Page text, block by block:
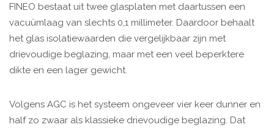
FINEO bestaat uit twee glasplaten met daartussen een
vacuümlaag van slechts 0,1 millimeter. Daardoor behaalt
het glas isolatiewaarden die vergelijkbaar zijn met
drievoudige beglazing, maar met een veel beperktere
dikte en een lager gewicht.
Volgens AGC is het systeem ongeveer vier keer dunner en
half zo zwaar als klassieke drievoudige beglazing. Dat